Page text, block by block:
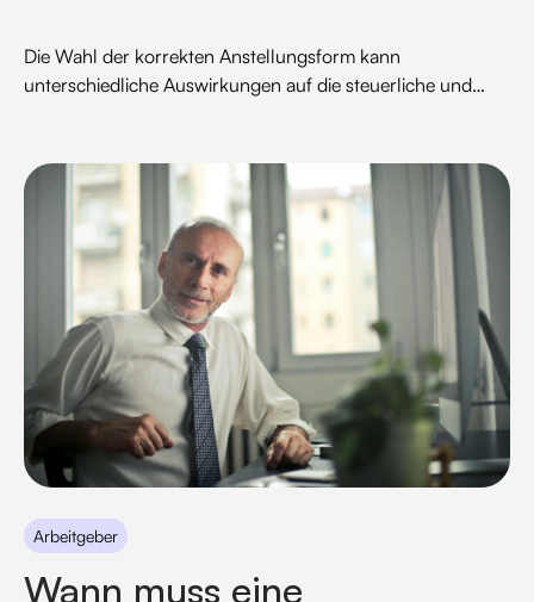
Die Wahl der korrekten Anstellungsform kann
unterschiedliche Auswirkungen auf die steuerliche und
außerdem mit unterschiedlichen Rechten und Pflichten
einher. Wir haben in einer Kurzübersicht die wichtigsten
Informationen zusammengetragen.
Arbeitgeber
Wann muss eine